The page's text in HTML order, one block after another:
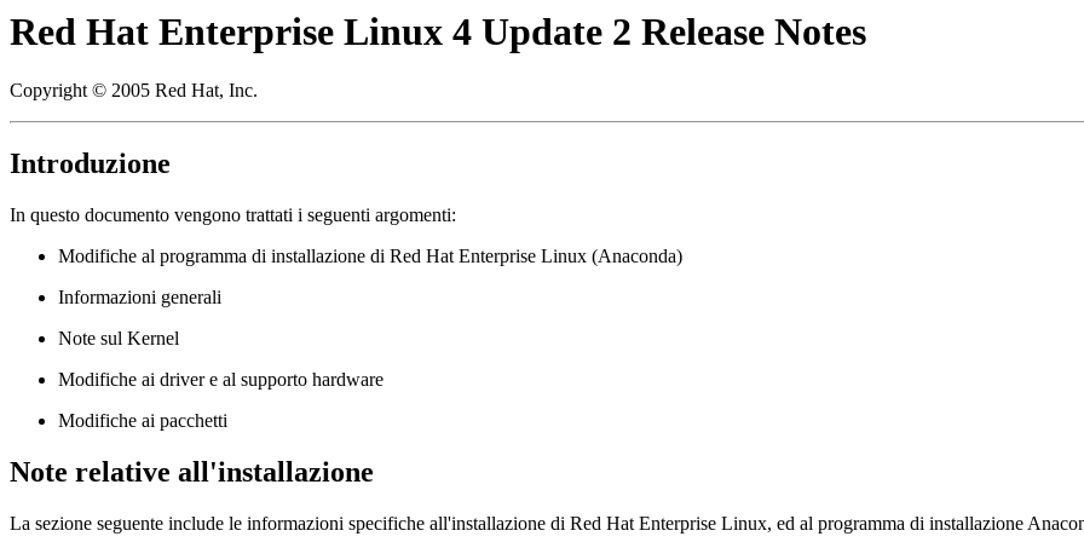
Red Hat Enterprise Linux 4 Update 2 Release Notes
Copyright © 2005 Red Hat, Inc.
Introduzione
In questo documento vengono trattati i seguenti argomenti:
Modifiche al programma di installazione di Red Hat Enterprise Linux (Anaconda)
Informazioni generali
Note sul Kernel
Modifiche ai driver e al supporto hardware
Modifiche ai pacchetti
Note relative all'installazione
La sezione seguente include le informazioni specifiche all'installazione di Red Hat Enterprise Linux, ed al programma di installazione